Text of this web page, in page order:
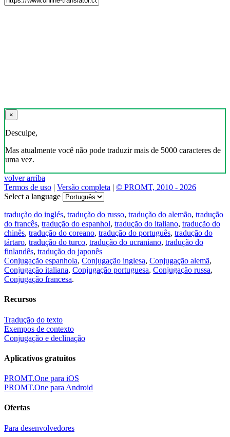
×
Desculpe,
Mas atualmente você não pode traduzir mais de 5000 caracteres de
uma vez.
volver arriba
Termos de uso | Versão completa | © PROMT, 2010 - 2026
Select a language
tradução do inglés, tradução do russo, tradução do alemão, tradução
do francês, tradução do espanhol, tradução do italiano, tradução do
chinês, tradução do coreano, tradução do português, tradução do
tártaro, tradução do turco, tradução do ucraniano, tradução do
finlandês, tradução do japonês
Conjugação espanhola, Conjugação inglesa, Conjugação alemã,
Conjugação italiana, Conjugação portuguesa, Conjugação russa,
Conjugação francesa.
Recursos
Tradução do texto
Exempos de contexto
Conjugação e declinação
Aplicativos gratuitos
PROMT.One para iOS
PROMT.One para Android
Ofertas
Para desenvolvedores